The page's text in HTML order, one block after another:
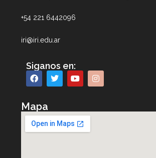
+54 221 6442096
iri@iri.edu.ar
Siganos en:
Mapa